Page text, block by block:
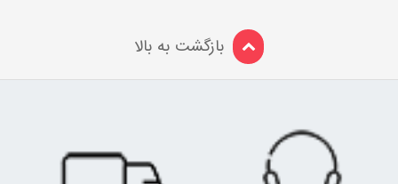
بازگشت به بالا